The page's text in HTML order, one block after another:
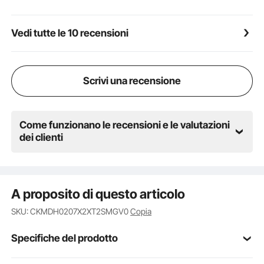
antiscivolo, una chiave di montaggio e un manuale
Vedi tutte le 10 recensioni
Scrivi una recensione
Come funzionano le recensioni e le valutazioni
dei clienti
A proposito di questo articolo
SKU: CKMDH0207X2XT2SMGV0Copia
Specifiche del prodotto